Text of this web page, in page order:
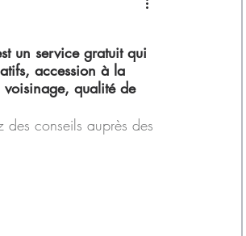
A la une
un service gratuit qui
accession à la
qualité de
des conseils auprès des